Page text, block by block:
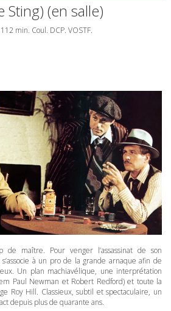
Sting) (en salle)
min. Coul. DCP. VOSTF.
maître. Pour venger l’assassinat de son
à un pro de la grande arnaque afin de
Un plan machiavélique, une interprétation
Paul Newman et Robert Redford) et toute la
Roy Hill. Classieux, subtil et spectaculaire, un
depuis plus de quarante ans.